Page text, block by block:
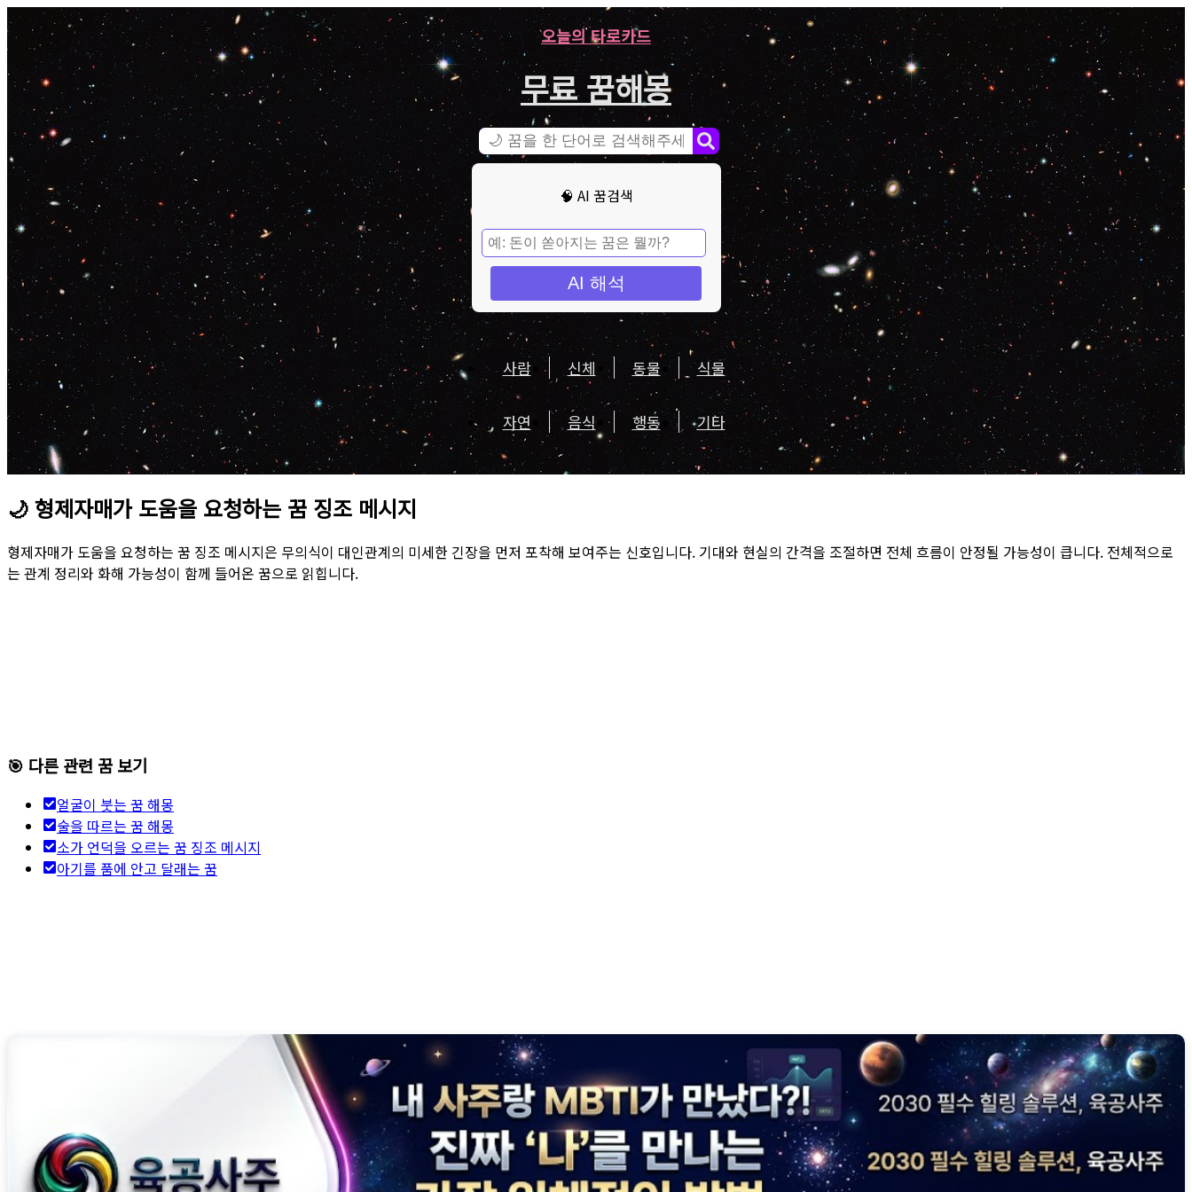
오늘의 타로카드
무료 꿈해몽
🧠 AI 꿈검색
AI 해석
사람 신체 동물 식물
자연 음식 행동 기타
🌙 형제자매가 도움을 요청하는 꿈 징조 메시지
형제자매가 도움을 요청하는 꿈 징조 메시지은 무의식이 대인관계의 미세한 긴장을 먼저 포착해 보여주는 신호입니다. 기대와 현실의 간격을 조절하면 전체 흐름이 안정될 가능성이 큽니다. 전체적으로
는 관계 정리와 화해 가능성이 함께 들어온 꿈으로 읽힙니다.
🎯 다른 관련 꿈 보기
얼굴이 붓는 꿈 해몽
술을 따르는 꿈 해몽
소가 언덕을 오르는 꿈 징조 메시지
아기를 품에 안고 달래는 꿈